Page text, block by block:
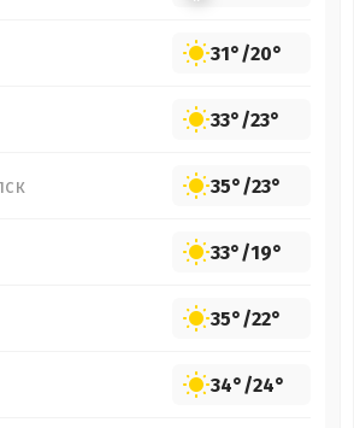
31°/20°
33°/23°
35°/23°
33°/19°
35°/22°
34°/24°